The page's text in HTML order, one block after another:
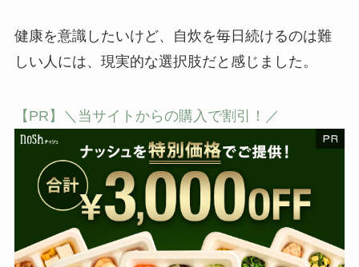
健康を意識したいけど、自炊を毎日続けるのは難
しい人には、現実的な選択肢だと感じました。
【PR】＼当サイトからの購入で割引！／